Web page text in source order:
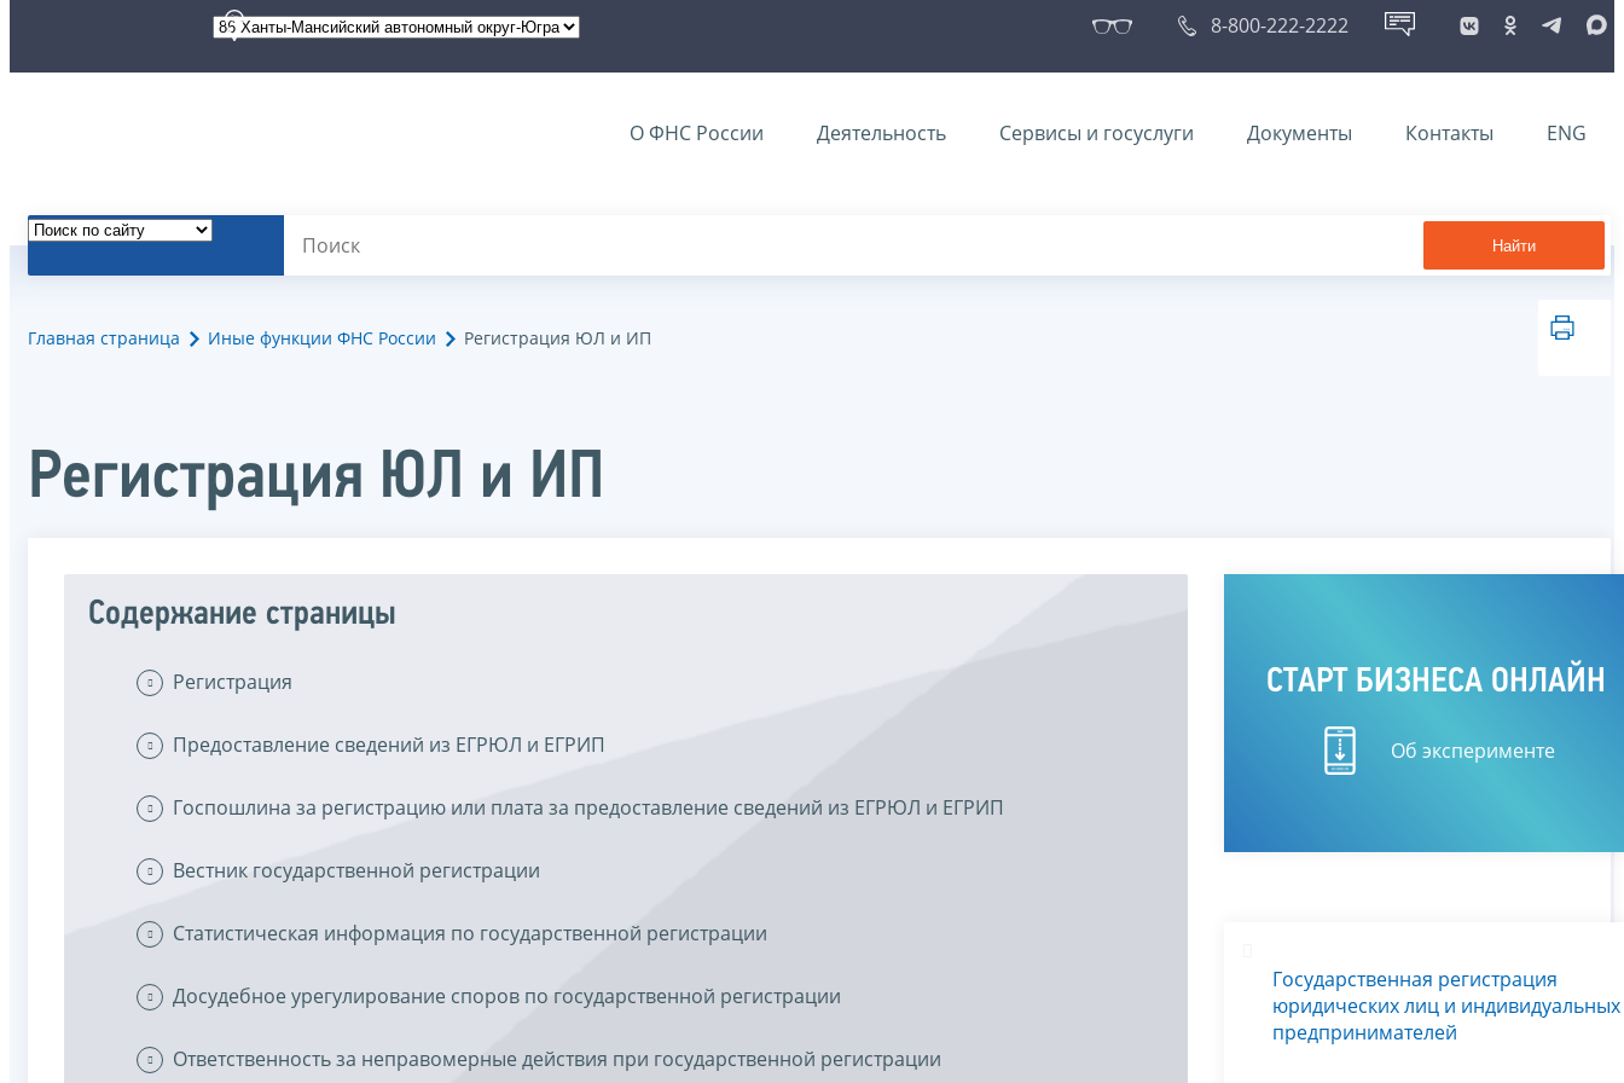
8-800-222-2222
О ФНС России Деятельность Сервисы и госуслуги Документы Контакты ENG
Найти
Главная страница Иные функции ФНС России Регистрация ЮЛ и ИП
Регистрация ЮЛ и ИП
Содержание страницы
Регистрация
Предоставление сведений из ЕГРЮЛ и ЕГРИП
Госпошлина за регистрацию или плата за предоставление сведений из ЕГРЮЛ и ЕГРИП
Вестник государственной регистрации
Статистическая информация по государственной регистрации
Досудебное урегулирование споров по государственной регистрации
Ответственность за неправомерные действия при государственной регистрации
СТАРТ БИЗНЕСА ОНЛАЙН
Об эксперименте
Государственная регистрация
юридических лиц и индивидуальных
предпринимателей